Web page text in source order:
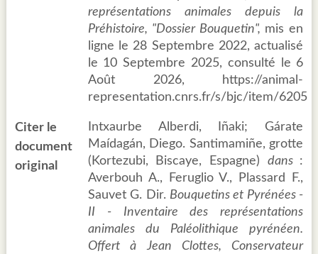
représentations animales depuis la
Préhistoire, "Dossier Bouquetin", mis en
ligne le 28 Septembre 2022, actualisé
le 10 Septembre 2025, consulté le 6
Août 2026, https://animal-
representation.cnrs.fr/s/bjc/item/6205
Citer le
document
original
Intxaurbe Alberdi, Iñaki; Gárate
Maídagán, Diego. Santimamiñe, grotte
(Kortezubi, Biscaye, Espagne) dans :
Averbouh A., Feruglio V., Plassard F.,
Sauvet G. Dir. Bouquetins et Pyrénées -
II - Inventaire des représentations
animales du Paléolithique pyrénéen.
Offert à Jean Clottes, Conservateur